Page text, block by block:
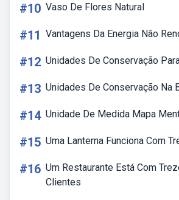
#10 Vaso De Flores Natural
#11 Vantagens Da Energia Não
#12 Unidades De Conservação
#13 Unidades De Conservação Na
#14 Unidade De Medida Mapa
#15 Uma Lanterna Funciona Com
#16 Um Restaurante Está Com
Clientes